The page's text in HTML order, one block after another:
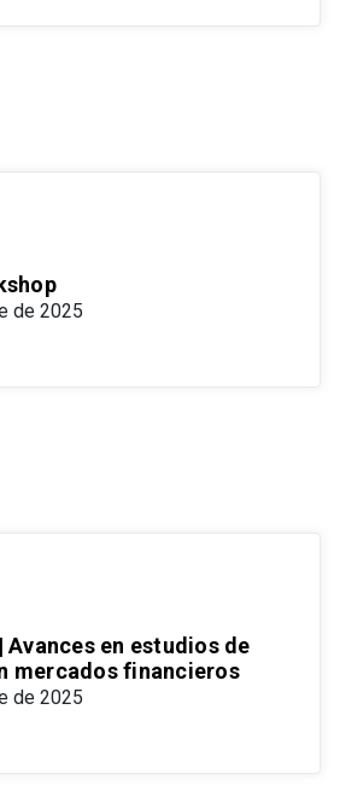
de 2025
en estudios de
mercados financieros
de 2025